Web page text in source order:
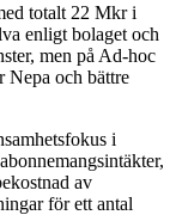
totalt 22 Mkr i
enligt bolaget och
men på Ad-hoc
Nepa och bättre
i
av
för ett antal